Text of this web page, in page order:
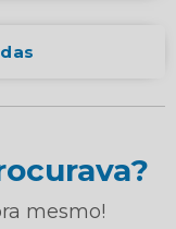
mesmo!